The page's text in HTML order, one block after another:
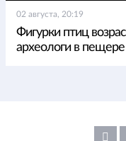
02 августа, 20:19
Фигурки птиц
археологи в